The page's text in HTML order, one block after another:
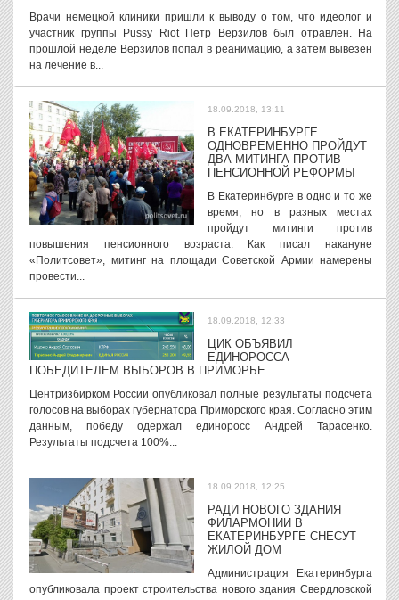
Врачи немецкой клиники пришли к выводу о том, что идеолог и
участник группы Pussy Riot Петр Верзилов был отравлен. На
прошлой неделе Верзилов попал в реанимацию, а затем вывезен
на лечение в...
18.09.2018, 13:11
В ЕКАТЕРИНБУРГЕ
ОДНОВРЕМЕННО ПРОЙДУТ
ДВА МИТИНГА ПРОТИВ
ПЕНСИОННОЙ РЕФОРМЫ
В Екатеринбурге в одно и то же
время, но в разных местах
пройдут митинги против
повышения пенсионного возраста. Как писал накануне
«Политсовет», митинг на площади Советской Армии намерены
провести...
18.09.2018, 12:33
ЦИК ОБЪЯВИЛ
ЕДИНОРОССА
ПОБЕДИТЕЛЕМ ВЫБОРОВ В ПРИМОРЬЕ
Центризбирком России опубликовал полные результаты подсчета
голосов на выборах губернатора Приморского края. Согласно этим
данным, победу одержал единоросс Андрей Тарасенко.
Результаты подсчета 100%...
18.09.2018, 12:25
РАДИ НОВОГО ЗДАНИЯ
ФИЛАРМОНИИ В
ЕКАТЕРИНБУРГЕ СНЕСУТ
ЖИЛОЙ ДОМ
Администрация Екатеринбурга
опубликовала проект строительства нового здания Свердловской